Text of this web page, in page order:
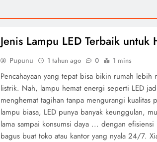
Jenis Lampu LED Terbaik untuk
Pupunu 1 tahun ago 0 1 mins
Pencahayaan yang tepat bisa bikin rumah lebih
listrik. Nah, lampu hemat energi seperti LED
menghemat tagihan tanpa mengurangi kualitas
lampu biasa, LED punya banyak keunggulan,
lama sampai konsumsi daya ... dengan
bagus buat toko atau kantor yang nyala 24/7.